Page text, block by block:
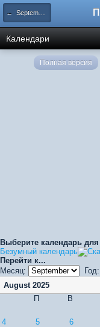
← September 2025
Календари
Выберите календарь
Безумный календарь
Перейти к...
Месяц:
Год:
August 2025
П
В
4
5 6
Полная версия